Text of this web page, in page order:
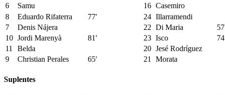
6
Samu 16 Casemiro
8
Eduardo Rifaterra 77′ 24 Illarramendi
7
Denis Nájera 22 Di Maria
10 Jordi Marenyà 81′ 23 Isco
11
Belda 20 Jesé Rodríguez
9
Christian Perales 65′ 21 Morata
Suplentes